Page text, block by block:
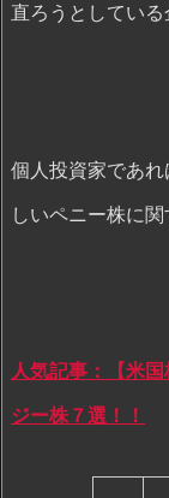
直ろうとしている
個人投資家であ
しいペニー株に
人気記事：【米
ジー株７選！！